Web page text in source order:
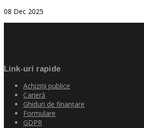
08 Dec 2025
Link-uri rapide
Achiziţii publice
Carieră
Ghiduri de finanţare
Formulare
GDPR